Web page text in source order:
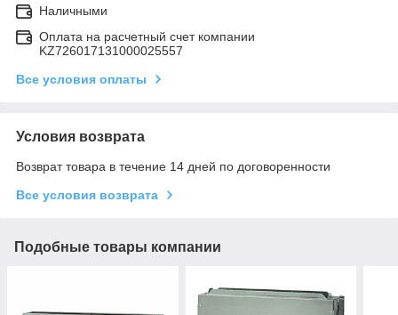
Наличными
Оплата на расчетный счет компании
KZ726017131000025557
Все условия оплаты
Условия возврата
Возврат товара в течение 14 дней по договоренности
Все условия возврата
Подобные товары компании